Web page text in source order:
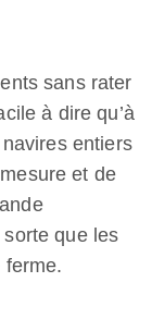
sans rater
à dire qu’à
entiers
et de
que les